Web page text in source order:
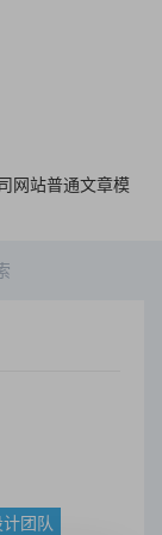
网站普通文章模
团队